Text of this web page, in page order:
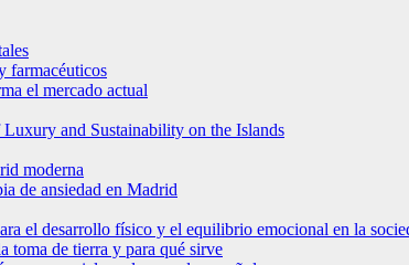
farmacéuticos
el mercado actual
and Sustainability on the Islands
moderna
de ansiedad en Madrid
el desarrollo físico y el equilibrio emocional en la
toma de tierra y para qué sirve